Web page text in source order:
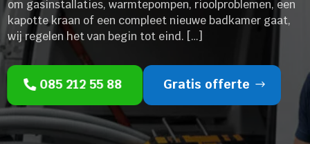
om gasinstallaties, warmtepompen, rioolproblemen, een
kapotte kraan of een compleet nieuwe badkamer gaat,
wij regelen het van begin tot eind. […]
085 212 55 88 Gratis offerte